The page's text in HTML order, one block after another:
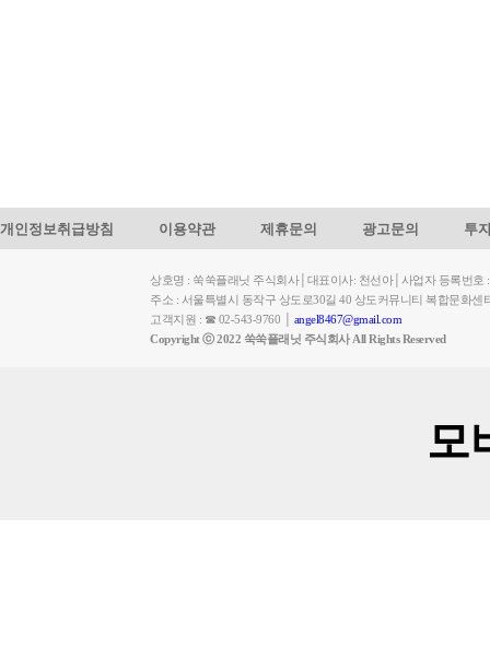
개인정보취급방침 이용약관 제휴문의 광고문의 투
상호명 : 쑥쑥플래닛 주식회사│대표이사: 천선아│사업자 등록번호
주소 : 서울특별시 동작구 상도로30길 40 상도커뮤니티 복합문화
고객지원 : ☎ 02-543-9760 │ angel8467@gmail.com
Copyright ⓒ 2022 쑥쑥플래닛 주식회사 All Rights Reserved
모